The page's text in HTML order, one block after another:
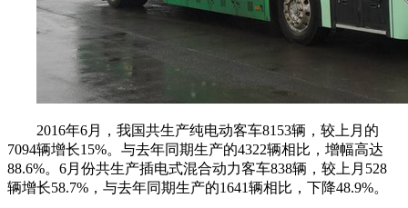
2016年6月，我国共生产纯电动客车8153辆，较上月的
7094辆增长15%。与去年同期生产的4322辆相比，增幅高达
88.6%。6月份共生产插电式混合动力客车838辆，较上月528
辆增长58.7%，与去年同期生产的1641辆相比，下降48.9%。